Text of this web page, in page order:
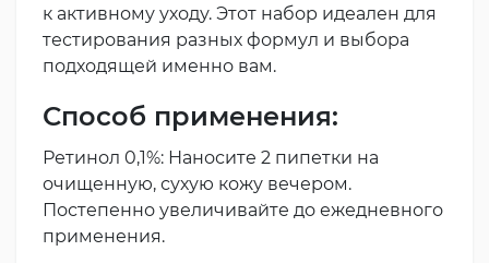
к активному уходу. Этот набор идеален для
тестирования разных формул и выбора
подходящей именно вам.
Способ применения:
Ретинол 0,1%: Наносите 2 пипетки на
очищенную, сухую кожу вечером.
Постепенно увеличивайте до ежедневного
применения.